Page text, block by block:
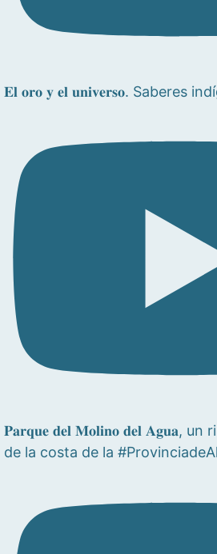
𝐄𝐥 𝐨𝐫𝐨 𝐲 𝐞𝐥 𝐮𝐧𝐢𝐯𝐞𝐫𝐬𝐨. Saberes
𝐏𝐚𝐫𝐪𝐮𝐞 𝐝𝐞𝐥 𝐌𝐨𝐥𝐢𝐧𝐨 𝐝𝐞𝐥 𝐀𝐠𝐮𝐚,
de la costa de la